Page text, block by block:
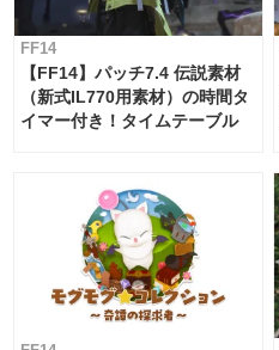
FF14
【FF14】パッチ7.4 伝説素材
（新式IL770用素材）の時間タ
イマー付き！タイムテーブル